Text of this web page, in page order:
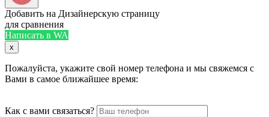
Добавить на Дизайнерскую страницу
для сравнения
Написать в WA
x
Пожалуйста, укажите свой номер телефона и мы свяжемся с
Вами в самое ближайшее время:
Как с вами связаться?